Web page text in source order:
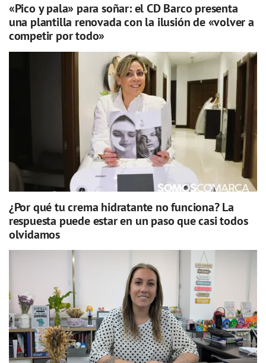
«Pico y pala» para soñar: el CD Barco presenta
una plantilla renovada con la ilusión de «volver a
competir por todo»
¿Por qué tu crema hidratante no funciona? La
respuesta puede estar en un paso que casi todos
olvidamos